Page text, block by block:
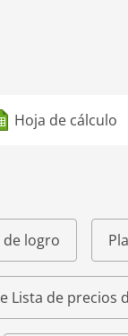
Hoja de cálculo
de logro
Lista de precios